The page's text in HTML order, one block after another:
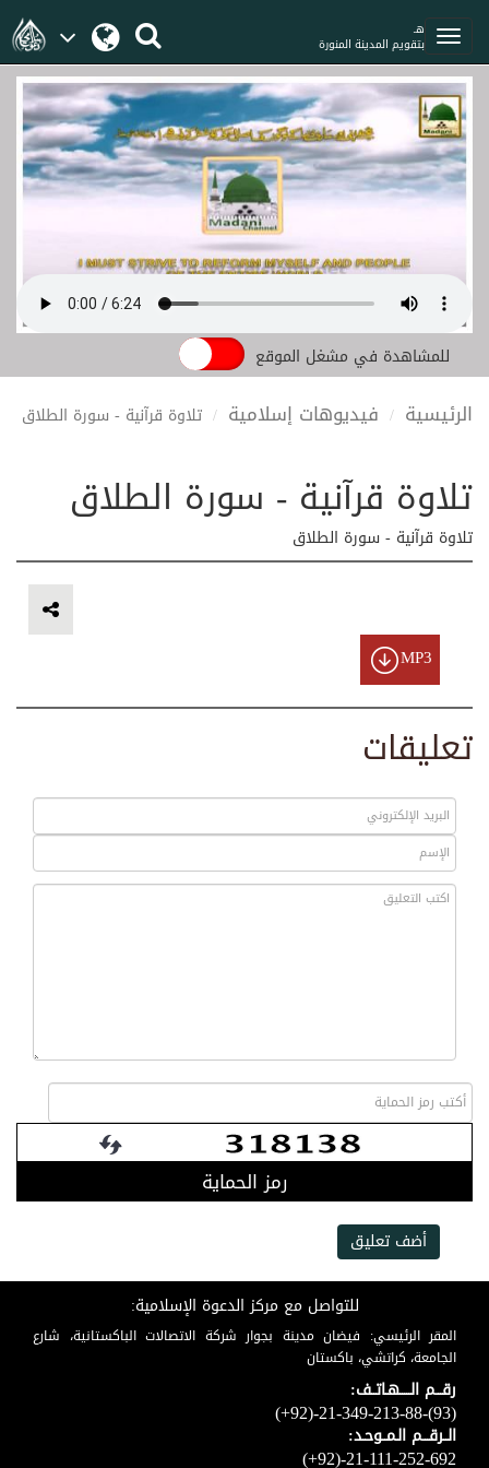
هـ
بتقويم المدينة المنورة
للمشاهدة في مشغل الموقع
الرئيسية فيديوهات إسلامية تلاوة قرآنية - سورة الطلاق
تلاوة قرآنية - سورة الطلاق
تلاوة قرآنية - سورة الطلاق
MP3
تعليقات
رمز الحماية
أضف تعليق
للتواصل مع مركز الدعوة الإسلامية:
المقر الرئيسي: فيضان مدينة بجوار شركة الاتصالات الباكستانية، شارع
الجامعة، كراتشي، باكستان
رقـــم الـــــهـاتــف:
(+92)-21-349-213-88-(93)
الــرقـــم الـمــوحـد:
(+92)-21-111-252-692